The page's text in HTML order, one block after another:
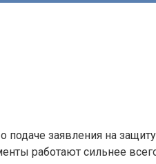
заявления на
работают сильнее